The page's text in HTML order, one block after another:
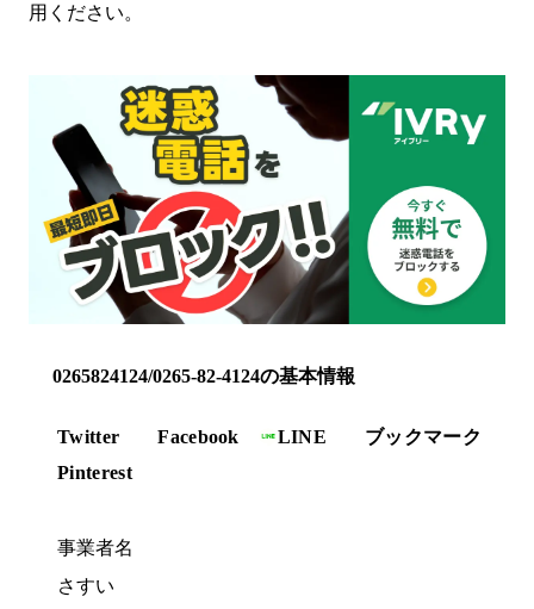
用ください。
0265824124/0265-82-4124の基本情報
Twitter Facebook LINE
ブックマーク
Pinterest
事業者名
さすい